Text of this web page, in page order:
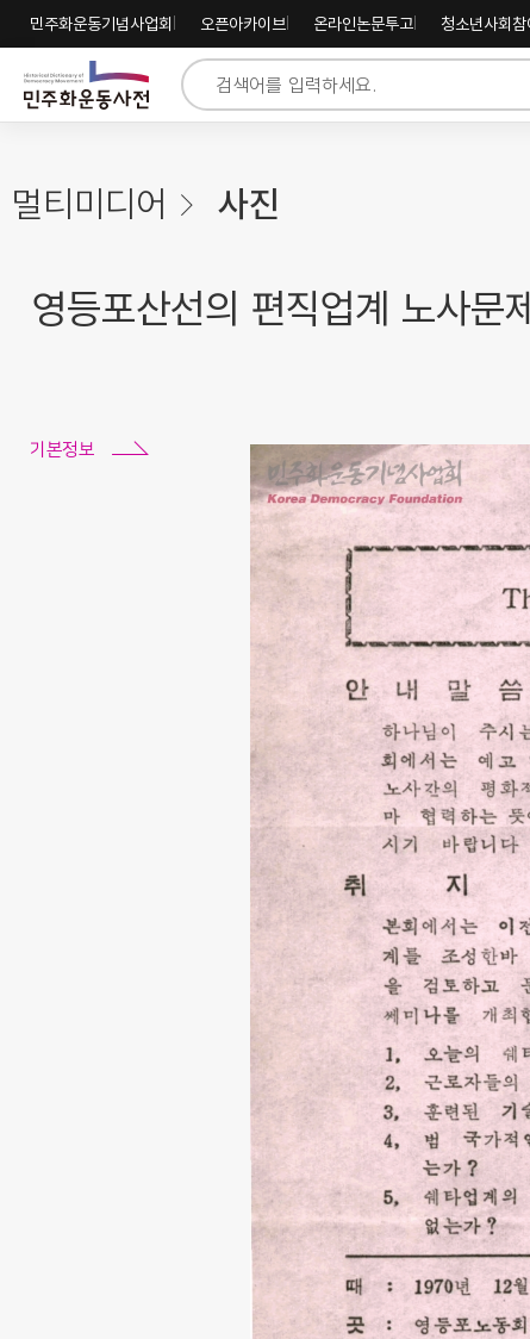
가
기
기
민주화운동기념사업회 오픈아카이브 온라인논문투고 청소년사회참
멀티미디어 사진
영등포산선의 편직업계 노사문
기본정보